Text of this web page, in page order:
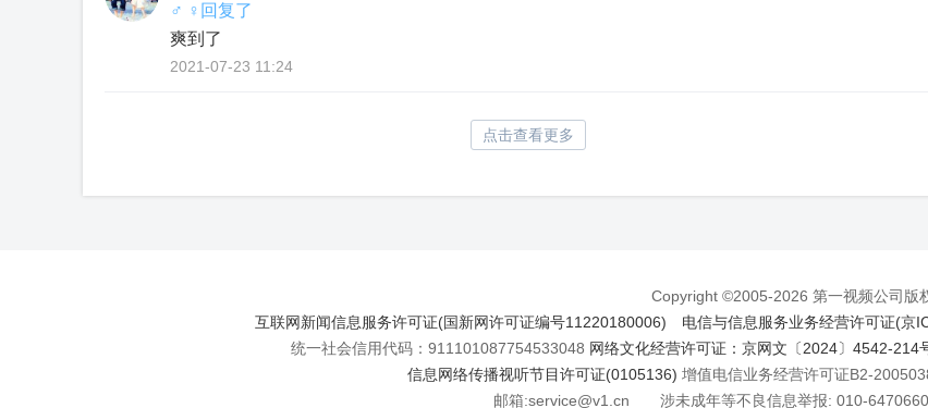
♂ ♀回复了
爽到了
2021-07-23 11:24
点击查看更多
Copyright ©2005-2026 第一视频公司版
互联网新闻信息服务许可证(国新网许可证编号11220180006)
电信与信息服务业务经营许可证(京
统一社会信用代码：911101087754533048 网络文化经营许可证：京网文〔2024〕4542-214
信息网络传播视听节目许可证(0105136) 增值电信业务经营许可证B2-
邮箱:service@v1.cn 涉未成年等不良信息举报: 010-